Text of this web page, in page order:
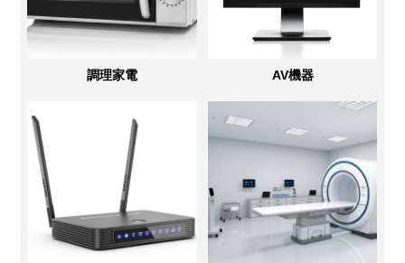
調理家電 AV機器